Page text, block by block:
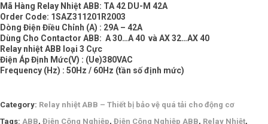
Mã Hàng Relay Nhiệt ABB: TA 42 DU-M 42A
Order Code: 1SAZ311201R2003
Dòng Điện Điều Chỉnh (A) : 29A – 42A
Dùng Cho Contactor ABB: A 30…A 40 và AX 32…AX 40
Relay nhiệt ABB loại 3 Cực
Điện Áp Định Mức(V) : (Ue)380VAC
Frequency (Hz) : 50Hz / 60Hz (tần số định mức)
Category: Relay nhiệt ABB – Thiết bị bảo vệ quá tải cho động cơ
Tags: ABB, Điện Công Nghiệp, Điện Công Nghiệp ABB, Relay Nhiệt,